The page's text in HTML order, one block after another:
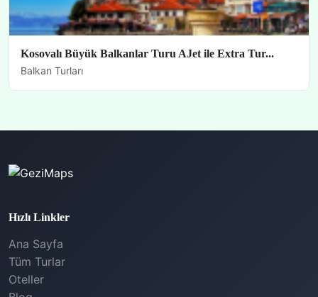
Kosovalı Büyük Balkanlar Turu AJet ile Extra Tur...
Balkan Turları
Hızlı Linkler
Ana Sayfa
Tüm Turlar
Oteller